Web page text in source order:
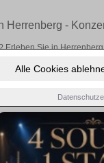
Alle Cookies
Herrenberg -
Erleben Sie in
Veranstaltungen